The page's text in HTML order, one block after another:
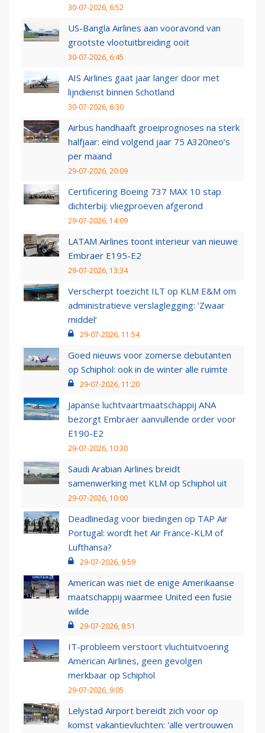
30-07-2026, 6:52
US-Bangla Airlines aan vooravond van
grootste vlootuitbreiding ooit
30-07-2026, 6:45
AIS Airlines gaat jaar langer door met
lijndienst binnen Schotland
30-07-2026, 6:30
Airbus handhaaft groeiprognoses na sterk
halfjaar: eind volgend jaar 75 A320neo’s
per maand
29-07-2026, 20:09
Certificering Boeing 737 MAX 10 stap
dichterbij: vliegproeven afgerond
29-07-2026, 14:09
LATAM Airlines toont interieur van nieuwe
Embraer E195-E2
29-07-2026, 13:34
Verscherpt toezicht ILT op KLM E&M om
administratieve verslaglegging: ‘Zwaar
middel’
29-07-2026, 11:54
Goed nieuws voor zomerse debutanten
op Schiphol: ook in de winter alle ruimte
29-07-2026, 11:20
Japanse luchtvaartmaatschappij ANA
bezorgt Embraer aanvullende order voor
E190-E2
29-07-2026, 10:30
Saudi Arabian Airlines breidt
samenwerking met KLM op Schiphol uit
29-07-2026, 10:00
Deadlinedag voor biedingen op TAP Air
Portugal: wordt het Air France-KLM of
Lufthansa?
29-07-2026, 9:59
American was niet de enige Amerikaanse
maatschappij waarmee United een fusie
wilde
29-07-2026, 9:51
IT-probleem verstoort vluchtuitvoering
American Airlines, geen gevolgen
merkbaar op Schiphol
29-07-2026, 9:05
Lelystad Airport bereidt zich voor op
komst vakantievluchten: 'alle vertrouwen